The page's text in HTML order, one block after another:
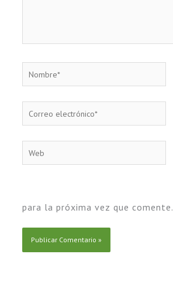
Nombre*
Correo
Web
para la próxima vez que comente.